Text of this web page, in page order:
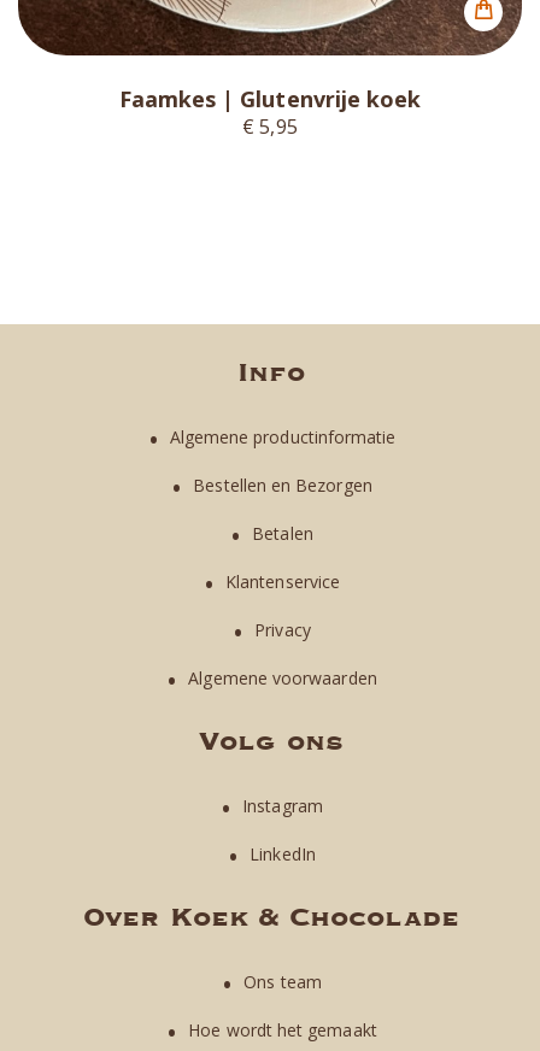
Faamkes | Glutenvrije koek
€ 5,95
Info
Algemene productinformatie
Bestellen en Bezorgen
Betalen
Klantenservice
Privacy
Algemene voorwaarden
Volg ons
Instagram
LinkedIn
Over Koek & Chocolade
Ons team
Hoe wordt het gemaakt